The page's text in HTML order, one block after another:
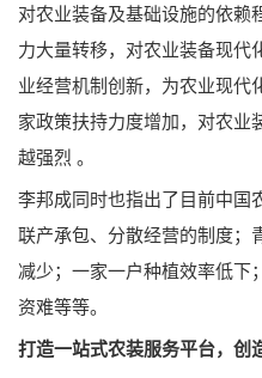
对农业装备及基础设施的依赖
力大量转移，对农业装备现代
业经营机制创新，为农业现代
家政策扶持力度增加，对农业
越强烈 。
李邦成同时也指出了目前中国
联产承包、分散经营的制度；
减少；一家一户种植效率低下
资难等等。
打造一站式农装服务平台，创